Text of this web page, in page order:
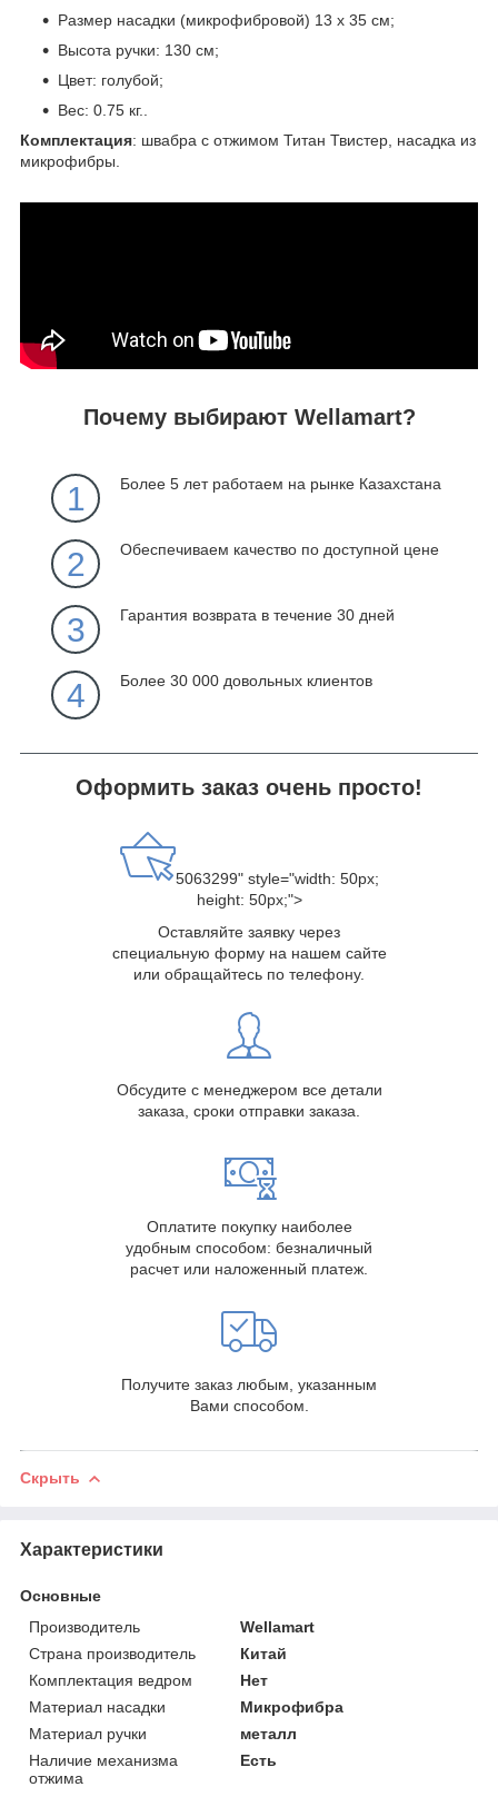
Размер насадки (микрофибровой) 13 х 35 см;
Высота ручки: 130 см;
Цвет: голубой;
Вес: 0.75 кг..
Комплектация: швабра с отжимом Титан Твистер, насадка из
микрофибры.
Почему выбирают Wellamart?
1 Более 5 лет работаем на рынке Казахстана
2 Обеспечиваем качество по доступной цене
3 Гарантия возврата в течение 30 дней
4 Более 30 000 довольных клиентов
Оформить заказ очень просто!
5063299" style="width: 50px;
height: 50px;">
Оставляйте заявку через
специальную форму на нашем сайте
или обращайтесь по телефону.
Обсудите с менеджером все детали
заказа, сроки отправки заказа.
Оплатите покупку наиболее
удобным способом: безналичный
расчет или наложенный платеж.
Получите заказ любым, указанным
Вами способом.
Скрыть
Характеристики
Основные
Производитель
Wellamart
Страна производитель
Китай
Комплектация ведром
Нет
Материал насадки
Микрофибра
Материал ручки
металл
Наличие механизма
отжима
Есть